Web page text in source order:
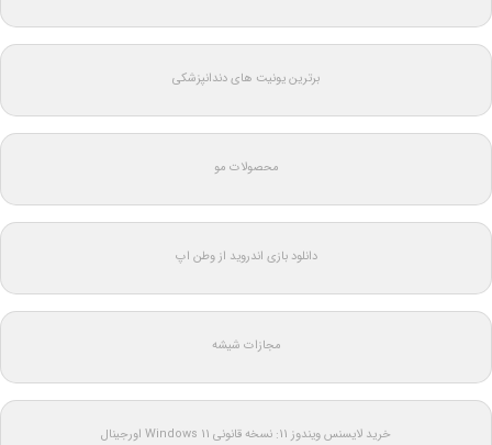
برترین یونیت های دندانپزشکی
محصولات مو
دانلود بازی اندروید از وطن اپ
مجازات شیشه
خرید لایسنس ویندوز 11: نسخه قانونی Windows 11 اورجینال